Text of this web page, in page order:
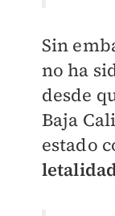
Sin
no ha
desde
Baja
estado